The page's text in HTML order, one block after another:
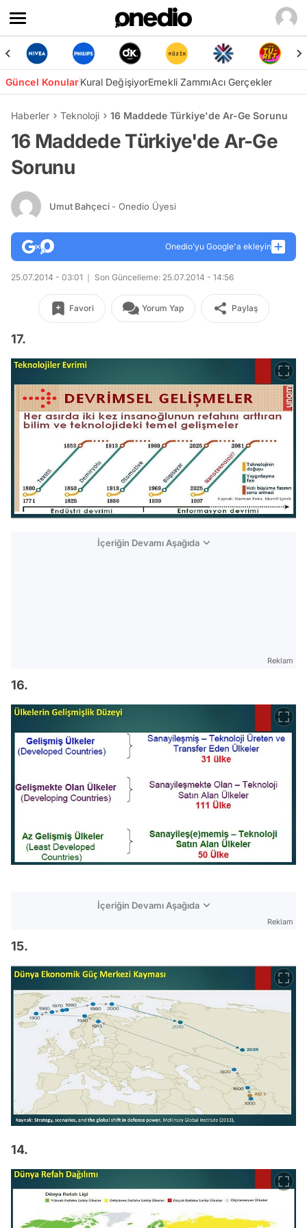
Güncel KonularKural DeğişiyorEmekli ZammıAcı Gerçekler
Haberler Teknoloji 16 Maddede Türkiye'de Ar-Ge Sorunu
16 Maddede Türkiye'de Ar-Ge
Sorunu
Umut Bahçeci - Onedio Üyesi
Onedio’yu Google'a ekleyin
25.07.2014 - 03:01 Son Güncelleme: 25.07.2014 - 14:56
Favori Yorum Yap Paylaş
17.
İçeriğin Devamı Aşağıda
Reklam
16.
İçeriğin Devamı Aşağıda
Reklam
15.
14.